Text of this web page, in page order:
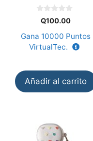
5
Q100.00
Gana 10000 Puntos
VirtualTec.
Añadir al carrito